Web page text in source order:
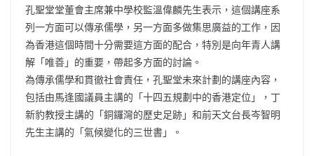
孔聖堂堂董會主席兼中學校監溫偉麟先生表示，這個講座系
列一方面可以傳承儒學，另一方面多做集思廣益的工作，因
為香港這個時間十分需要這方面的配合，特別是向年青人講
解「唯善」的重要，帶起多方面的討論。
為傳承儒學和貫徹社會責任，孔聖堂未來計劃的講座內容，
包括由馬逢國議員主講的「十四五規劃中的香港定位」，丁
新豹教授主講的「銅鑼灣的歷史足跡」和前天文台長岑智明
先生主講的「氣候變化的三世書」。